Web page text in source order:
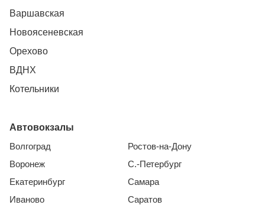
Варшавская
Новоясеневская
Орехово
ВДНХ
Котельники
Автовокзалы
Волгоград
Воронеж
Екатеринбург
Иваново
Ростов-на-Дону
С.-Петербург
Самара
Саратов